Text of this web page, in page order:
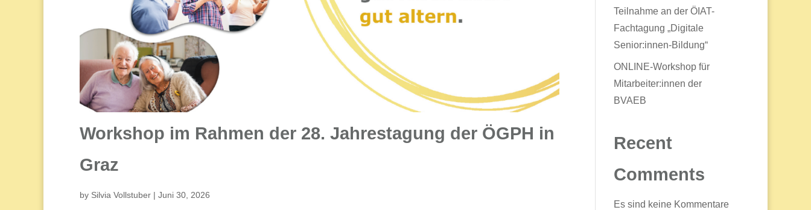
Workshop im Rahmen der 28. Jahrestagung der ÖGPH in
Graz
by Silvia Vollstuber | Juni 30, 2026
Teilnahme an der ÖIAT-
Fachtagung „Digitale
Senior:innen-Bildung“
ONLINE-Workshop für
Mitarbeiter:innen der
BVAEB
Recent
Comments
Es sind keine Kommentare